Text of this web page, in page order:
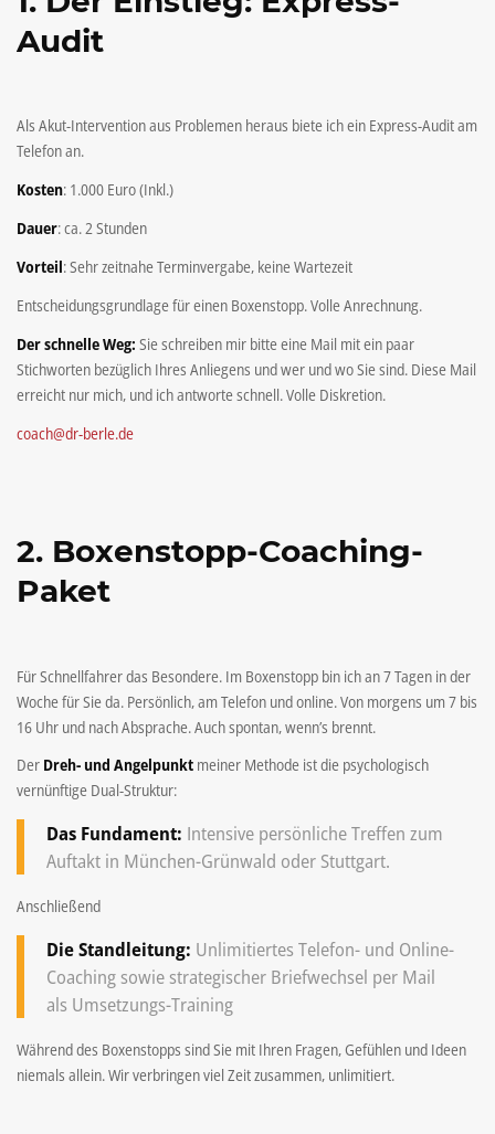
Audit
Als Akut-Intervention aus Problemen heraus biete ich ein Express-Audit am
Telefon an.
Kosten: 1.000 Euro (Inkl.)
Dauer: ca. 2 Stunden
Vorteil: Sehr zeitnahe Terminvergabe, keine Wartezeit
Entscheidungsgrundlage für einen Boxenstopp. Volle Anrechnung.
Der schnelle Weg: Sie schreiben mir bitte eine Mail mit ein paar
Stichworten bezüglich Ihres Anliegens und wer und wo Sie sind. Diese Mail
erreicht nur mich, und ich antworte schnell. Volle Diskretion.
coach@dr-berle.de
2. Boxenstopp-Coaching-
Paket
Für Schnellfahrer das Besondere. Im Boxenstopp bin ich an 7 Tagen in der
Woche für Sie da. Persönlich, am Telefon und online. Von morgens um 7 bis
16 Uhr und nach Absprache. Auch spontan, wenn’s brennt.
Der Dreh- und Angelpunkt meiner Methode ist die psychologisch
vernünftige Dual-Struktur:
Das Fundament: Intensive persönliche Treffen zum
Auftakt in München-Grünwald oder Stuttgart.
Anschließend
Die Standleitung: Unlimitiertes Telefon- und Online-
Coaching sowie strategischer Briefwechsel per Mail
als Umsetzungs-Training
Während des Boxenstopps sind Sie mit Ihren Fragen, Gefühlen und Ideen
niemals allein. Wir verbringen viel Zeit zusammen, unlimitiert.